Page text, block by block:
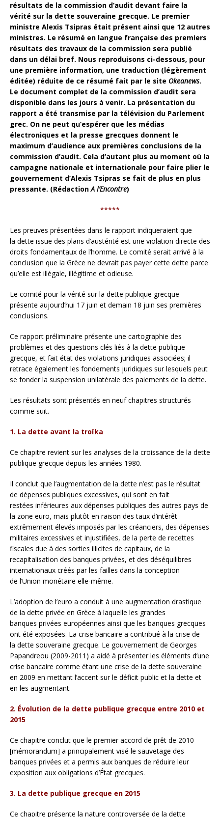
résultats de la commission d’audit devant faire la
vérité sur la dette souveraine grecque. Le premier
ministre Alexis Tsipras était présent ainsi que 12 autres
ministres. Le résumé en langue française des premiers
résultats des travaux de la commission sera publié
dans un délai bref. Nous reproduisons ci-dessous, pour
une première information, une traduction (légèrement
éditée) réduite de ce résumé fait par le site Okeanews.
Le document complet de la commission d’audit sera
disponible dans les jours à venir. La présentation du
rapport a été transmise par la télévision du Parlement
grec. On ne peut qu’espérer que les médias
électroniques et la presse grecques donnent le
maximum d’audience aux premières conclusions de la
commission d’audit. Cela d’autant plus au moment où la
campagne nationale et internationale pour faire plier le
gouvernement d’Alexis Tsipras se fait de plus en plus
pressante. (RédactionA l’Encontre)
*****
Les preuves présentées dans le rapport indiqueraient que
la dette issue des plans d’austérité est une violation directe des
droits fondamentaux de l’homme. Le comité serait arrivé à la
conclusion que la Grèce ne devrait pas payer cette dette parce
qu’elle est illégale, illégitime et odieuse.
Le comité pour la vérité sur la dette publique grecque
présente aujourd’hui 17 juin et demain 18 juin ses premières
conclusions.
Ce rapport préliminaire présente une cartographie des
problèmes et des questions clés liés à la dette publique
grecque, et fait état des violations juridiques associées; il
retrace également les fondements juridiques sur lesquels peut
se fonder la suspension unilatérale des paiements de la dette.
Les résultats sont présentés en neuf chapitres structurés
comme suit.
1. La dette avant la troïka
Ce chapitre revient sur les analyses de la croissance de la dette
publique grecque depuis les années 1980.
Il conclut que l’augmentation de la dette n’est pas le résultat
de dépenses publiques excessives, qui sont en fait
restées inférieures aux dépenses publiques des autres pays de
la zone euro, mais plutôt en raison des taux d’intérêt
extrêmement élevés imposés par les créanciers, des dépenses
militaires excessives et injustifiées, de la perte de recettes
fiscales due à des sorties illicites de capitaux, de la
recapitalisation des banques privées, et des déséquilibres
internationaux créés par les failles dans la conception
de l’Union monétaire elle-même.
L’adoption de l’euro a conduit à une augmentation drastique
de la dette privée en Grèce à laquelle les grandes
banques privées européennes ainsi que les banques grecques
ont été exposées. La crise bancaire a contribué à la crise de
la dette souveraine grecque. Le gouvernement de Georges
Papandreou (2009-2011) a aidé à présenter les éléments d’une
crise bancaire comme étant une crise de la dette souveraine
en 2009 en mettant l’accent sur le déficit public et la dette et
en les augmentant.
2. Évolution de la dette publique grecque entre 2010 et
2015
Ce chapitre conclut que le premier accord de prêt de 2010
[mémorandum] a principalement visé le sauvetage des
banques privées et a permis aux banques de réduire leur
exposition aux obligations d’État grecques.
3. La dette publique grecque en 2015
Ce chapitre présente la nature controversée de la dette